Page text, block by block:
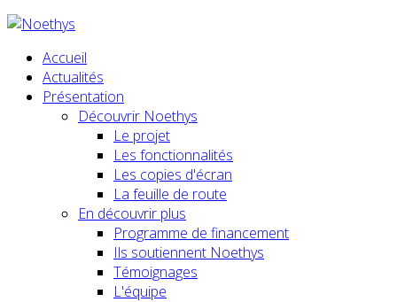
Accueil
Actualités
Présentation
Découvrir Noethys
Le projet
Les fonctionnalités
Les copies d'écran
La feuille de route
En découvrir plus
Programme de financement
Ils soutiennent Noethys
Témoignages
L'équipe